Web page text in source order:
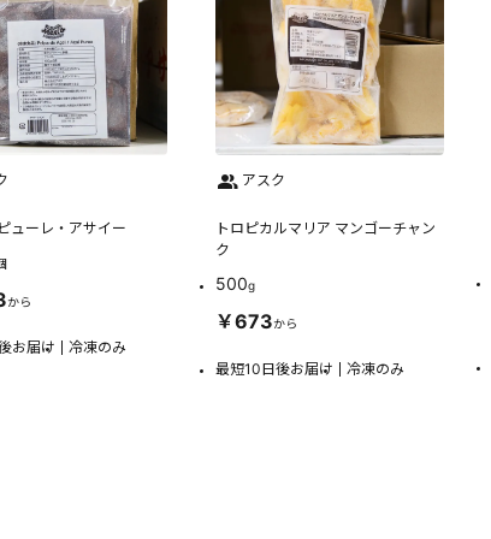
ューレ・アサイー
から
お届け 冷凍のみ
アスク
トロピカルマリア マンゴーチャン
ク
500g
￥673から
最短10日後お届け 冷凍のみ